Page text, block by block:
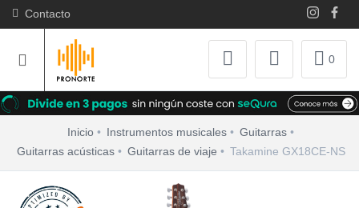
Contacto
0
Inicio Instrumentos musicales
Guitarras
Guitarras acústicas
Guitarras de viaje Takamine GX18CE-NS